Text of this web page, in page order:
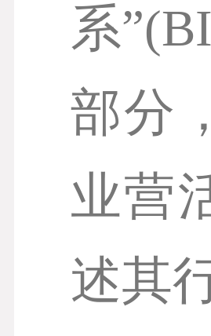
系
部分
业营
述其